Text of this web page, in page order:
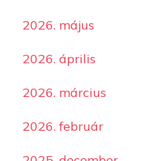
2026. május
2026. április
2026. március
2026. február